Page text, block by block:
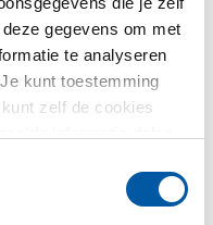
gegevens om met
te analyseren
kunt toestemming
zelf de cookies
vind je in ons
Rvs plaat/band
S32101 kgw